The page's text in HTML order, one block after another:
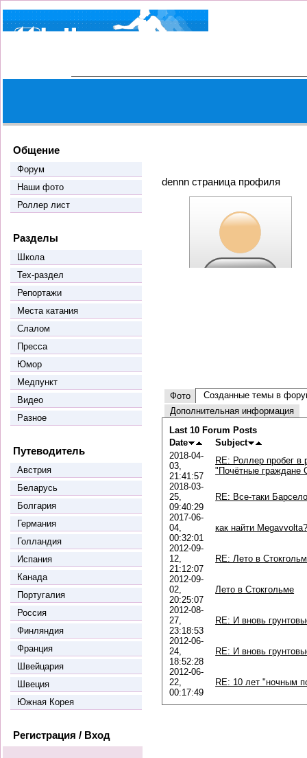
Общение
Форум
Наши фото
Роллер лист
Разделы
Школа
Тех-раздел
Репортажи
Места катания
Слалом
Пресса
Юмор
Медпункт
Видео
Разное
Путеводитель
Австрия
Беларусь
Болгария
Германия
Голландия
Испания
Канада
Португалия
Россия
Финляндия
Франция
Швейцария
Швеция
Южная Корея
Регистрация / Вход
dennn страница профиля
Фото
Созданные темы в
Дополнительная информация
Last 10 Forum Posts
Date
Subject
2018-04-
03,
21:41:57
RE: Роллер пробег в
"Почётные граждане
2018-03-
25,
09:40:29
RE: Все-таки
2017-06-
04,
00:32:01
как найти
2012-09-
12,
21:12:07
RE: Лето в
2012-09-
02,
20:25:07
Лето в Стокгольме
2012-08-
27,
23:18:53
RE: И вновь
2012-06-
24,
18:52:28
RE: И вновь
2012-06-
22,
00:17:49
RE: 10 лет "ночным